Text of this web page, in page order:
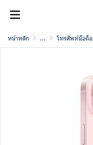
หน้าหลัก ... โทรศัพท์มือถือ